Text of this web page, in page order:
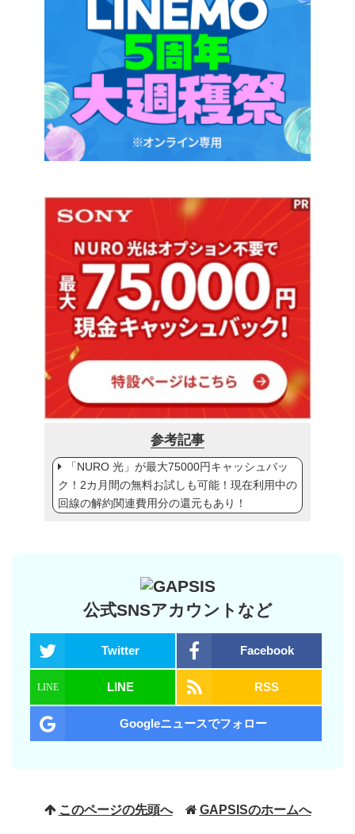
参考記事
「NURO 光」が最大75000円キャッシュバッ
ク！2カ月間の無料お試しも可能！現在利用中の
回線の解約関連費用分の還元もあり！
公式SNSアカウントなど
Twitter Facebook
LINE RSS
Googleニュースでフォロー
このページの先頭へ GAPSISのホームへ